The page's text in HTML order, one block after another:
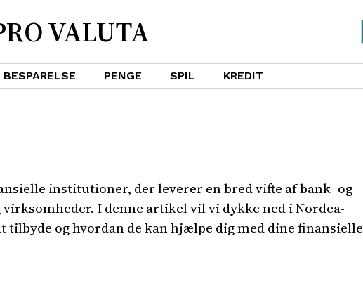
VALUTA
BESPARELSE PENGE SPIL KREDIT
institutioner, der leverer en bred vifte af bank- og
I denne artikel vil vi dykke ned i Nordea-
tilbyde og hvordan de kan hjælpe dig med dine finansielle